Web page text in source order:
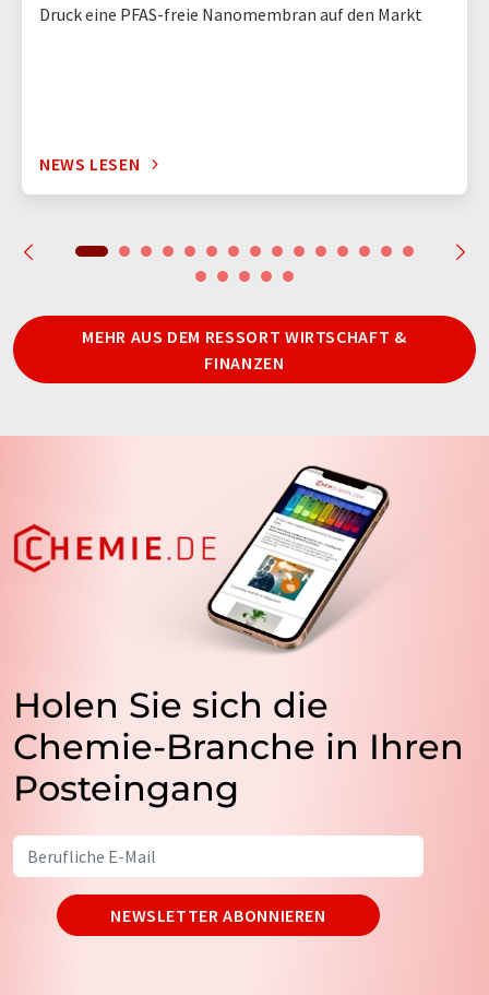
Druck eine PFAS-freie Nanomembran auf den Markt
NEWS LESEN
MEHR AUS DEM RESSORT WIRTSCHAFT &
FINANZEN
Holen Sie sich die
Chemie-Branche in Ihren
Posteingang
NEWSLETTER ABONNIEREN